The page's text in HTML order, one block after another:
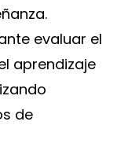
evaluar el
aprendizaje
de